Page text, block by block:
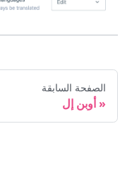
الصفحة السابقة
أوبن إل